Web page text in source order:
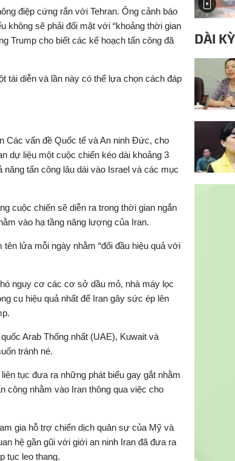
điệp cứng rắn với Tehran. Ông cảnh báo
không sẽ phải đối mặt với “khoảng thời gian
Trump cho biết các kế hoạch tấn công đã
tái diễn và lần này có thể lựa chọn cách đáp
Các vấn đề Quốc tế và An ninh Đức, cho
dự liệu một cuộc chiến kéo dài khoảng 3
tấn công lâu dài vào Israel và các mục
cuộc chiến sẽ diễn ra trong thời gian ngắn
vào hạ tầng năng lượng của Iran.
lửa mỗi ngày nhằm “đối đầu hiệu quả với
nguy cơ các cơ sở dầu mỏ, nhà máy lọc
cụ hiệu quả nhất để Iran gây sức ép lên
Arab Thống nhất (UAE), Kuwait và
tránh né.
tục đưa ra những phát biểu gay gắt nhằm
công nhằm vào Iran thông qua việc cho
gia hỗ trợ chiến dịch quân sự của Mỹ và
hệ gần gũi với giới an ninh Iran đã đưa ra
tục leo thang.
DÀI KỲ